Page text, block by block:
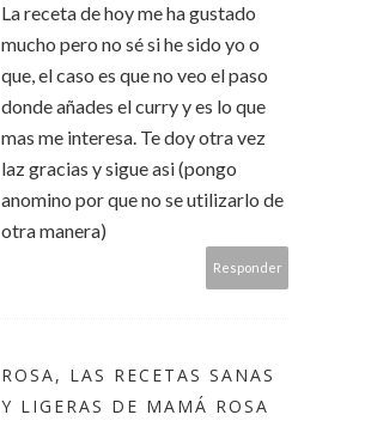
La receta de hoy me ha gustado
mucho pero no sé si he sido yo o
que, el caso es que no veo el paso
donde añades el curry y es lo que
mas me interesa. Te doy otra vez
laz gracias y sigue asi (pongo
anomino por que no se utilizarlo de
otra manera)
Responder
ROSA, LAS RECETAS SANAS
Y LIGERAS DE MAMÁ ROSA